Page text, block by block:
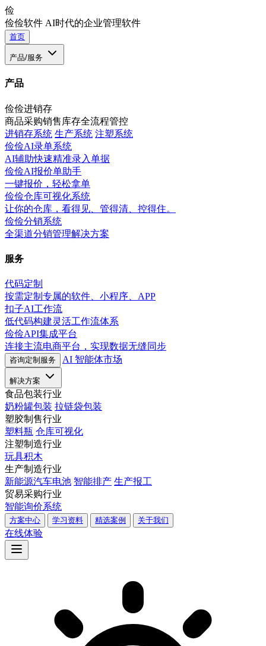
俭
俭俭软件 AI时代的企业管理软件
首页
产品/服务
产品
俭俭进销存
商品采购销售库存全流程管控
进销存系统 生产系统 注塑系统
俭俭AI录单系统
AI辅助快速精准录入单据
俭俭AI报价单助手
一键报价，轻松拿单
俭俭仓库可视化系统
让你的仓库，看得见、管得清、控得住。
俭俭分销系统
全渠道分销管理解决方案
服务
代码定制
按需定制专属的软件、小程序、APP
扣子AI工作流
低代码构建灵活工作流体系
俭俭API集成平台
连接主流电商平台，实现数据无缝同步
咨询定制服务 AI 智能体市场
解决方案
食品包装行业
奶粉罐包装 拉链袋包装
塑胶制售行业
塑料瓶 仓库可视化
注塑制造行业
玩具积木
生产制造行业
新能源汽车电池 智能排产 生产报工
贸易采购行业
智能询价系统
方案中心 学习资料 精选案例 关于我们
在线体验